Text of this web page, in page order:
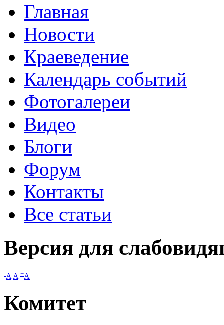
Главная
Новости
Краеведение
Календарь событий
Фотогалереи
Видео
Блоги
Форум
Контакты
Все статьи
Версия для
-A A +A
Комитет